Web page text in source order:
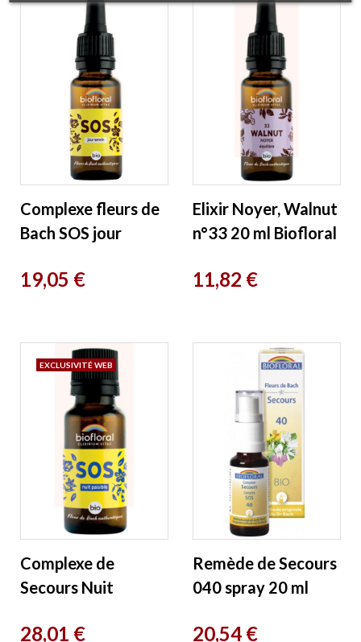
Complexe fleurs de
Bach SOS jour
goutte 20ml
Prix
19,05 €
Elixir Noyer, Walnut
n°33 20 ml Biofloral
Prix
11,82 €
Complexe de
Secours Nuit
sans alcool Biofloral
Prix
28,01 €
EXCLUSIVITÉ WEB
Remède de Secours
040 spray 20 ml
Prix
20,54 €